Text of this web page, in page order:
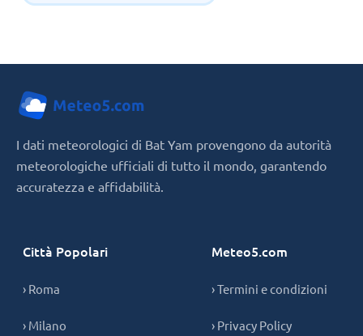
I dati meteorologici di Bat Yam provengono da autorità
meteorologiche ufficiali di tutto il mondo, garantendo
accuratezza e affidabilità.
Città Popolari
› Roma
› Milano
Meteo5.com
› Termini e condizioni
› Privacy Policy